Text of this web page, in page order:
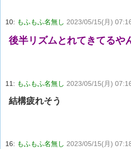
10: もふもふ名無し 2023/05/15(月)
後半リズムとれてきてるや
11: もふもふ名無し 2023/05/15(月)
結構疲れそう
16: もふもふ名無し 2023/05/15(月)